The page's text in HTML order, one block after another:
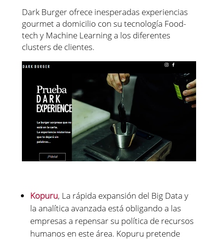
Dark Burger ofrece inesperadas experiencias
gourmet a domicilio con su tecnología Food-
tech y Machine Learning a los diferentes
clusters de clientes.
Kopuru, La rápida expansión del Big Data y
la analítica avanzada está obligando a las
empresas a repensar su política de recursos
humanos en este área. Kopuru pretende